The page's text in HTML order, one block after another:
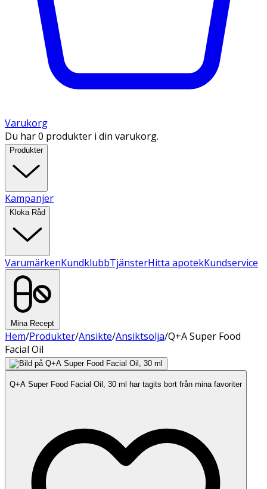
Varukorg
Du har 0 produkter i din varukorg.
Produkter
Kampanjer
Kloka Råd
VarumärkenKundklubbTjänsterHitta apotekKundservice
Mina Recept
Hem/Produkter/Ansikte/Ansiktsolja/Q+A Super Food
Facial Oil
Q+A Super Food Facial Oil, 30 ml har tagits bort från mina favoriter